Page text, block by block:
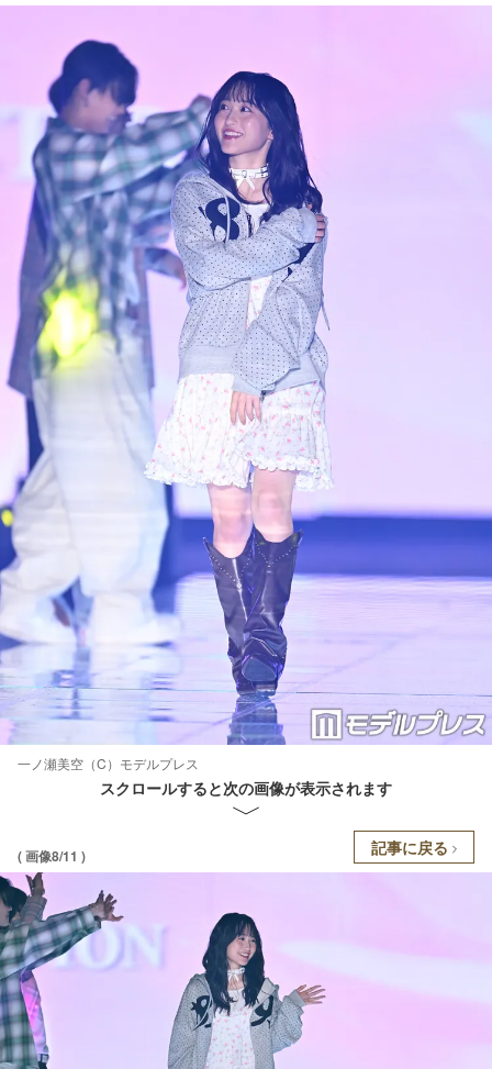
一ノ瀬美空（C）モデルプレス
スクロールすると次の画像が表示されます
( 画像8/11 ) 記事に戻る